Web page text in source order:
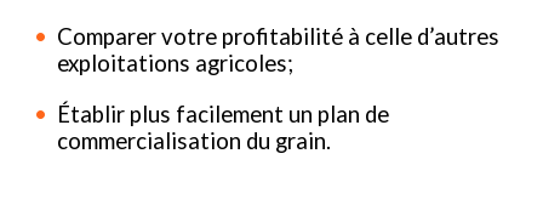
Comparer votre profitabilité à celle d’autres
exploitations agricoles;
Établir plus facilement un plan de
commercialisation du grain.